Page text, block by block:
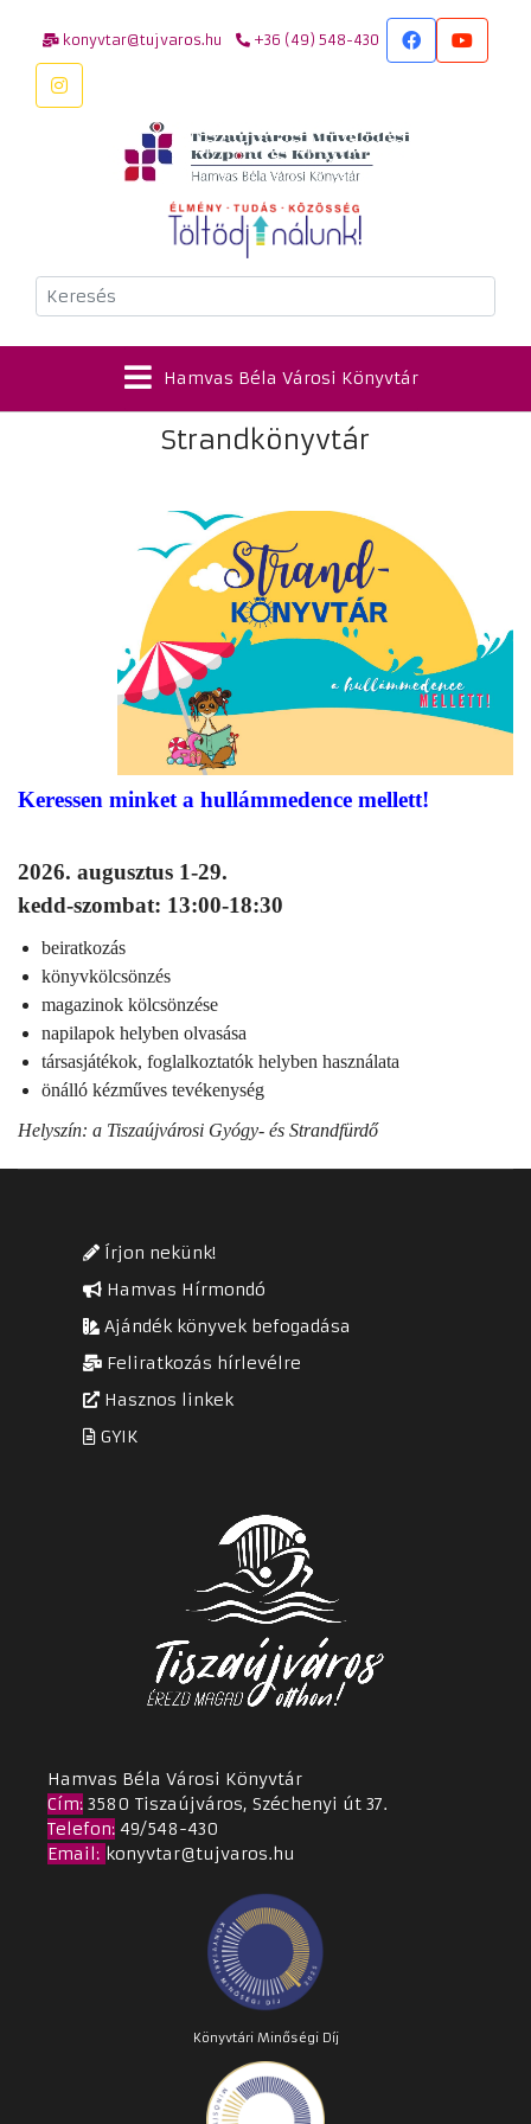
konyvtar@tujvaros.hu +36 (49) 548-430
Keresés
Hamvas Béla Városi Könyvtár
Strandkönyvtár
Keressen minket a hullámmedence mellett!
2026. augusztus 1-29.
kedd-szombat: 13:00-18:30
beiratkozás
könyvkölcsönzés
magazinok kölcsönzése
napilapok helyben olvasása
társasjátékok, foglalkoztatók helyben használata
önálló kézműves tevékenység
Helyszín: a Tiszaújvárosi Gyógy- és Strandfürdő
Írjon nekünk!
Hamvas Hírmondó
Ajándék könyvek befogadása
Feliratkozás hírlevélre
Hasznos linkek
GYIK
Hamvas Béla Városi Könyvtár
Cím: 3580 Tiszaújváros, Széchenyi út 37.
Telefon: 49/548-430
Email: konyvtar@tujvaros.hu
Könyvtári Minőségi Díj